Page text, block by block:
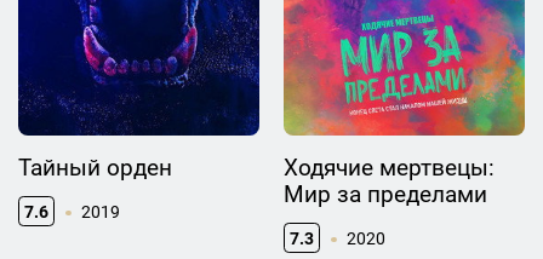
Тайный орден
7.6 2019
Ходячие мертвецы:
Мир за пределами
7.3 2020